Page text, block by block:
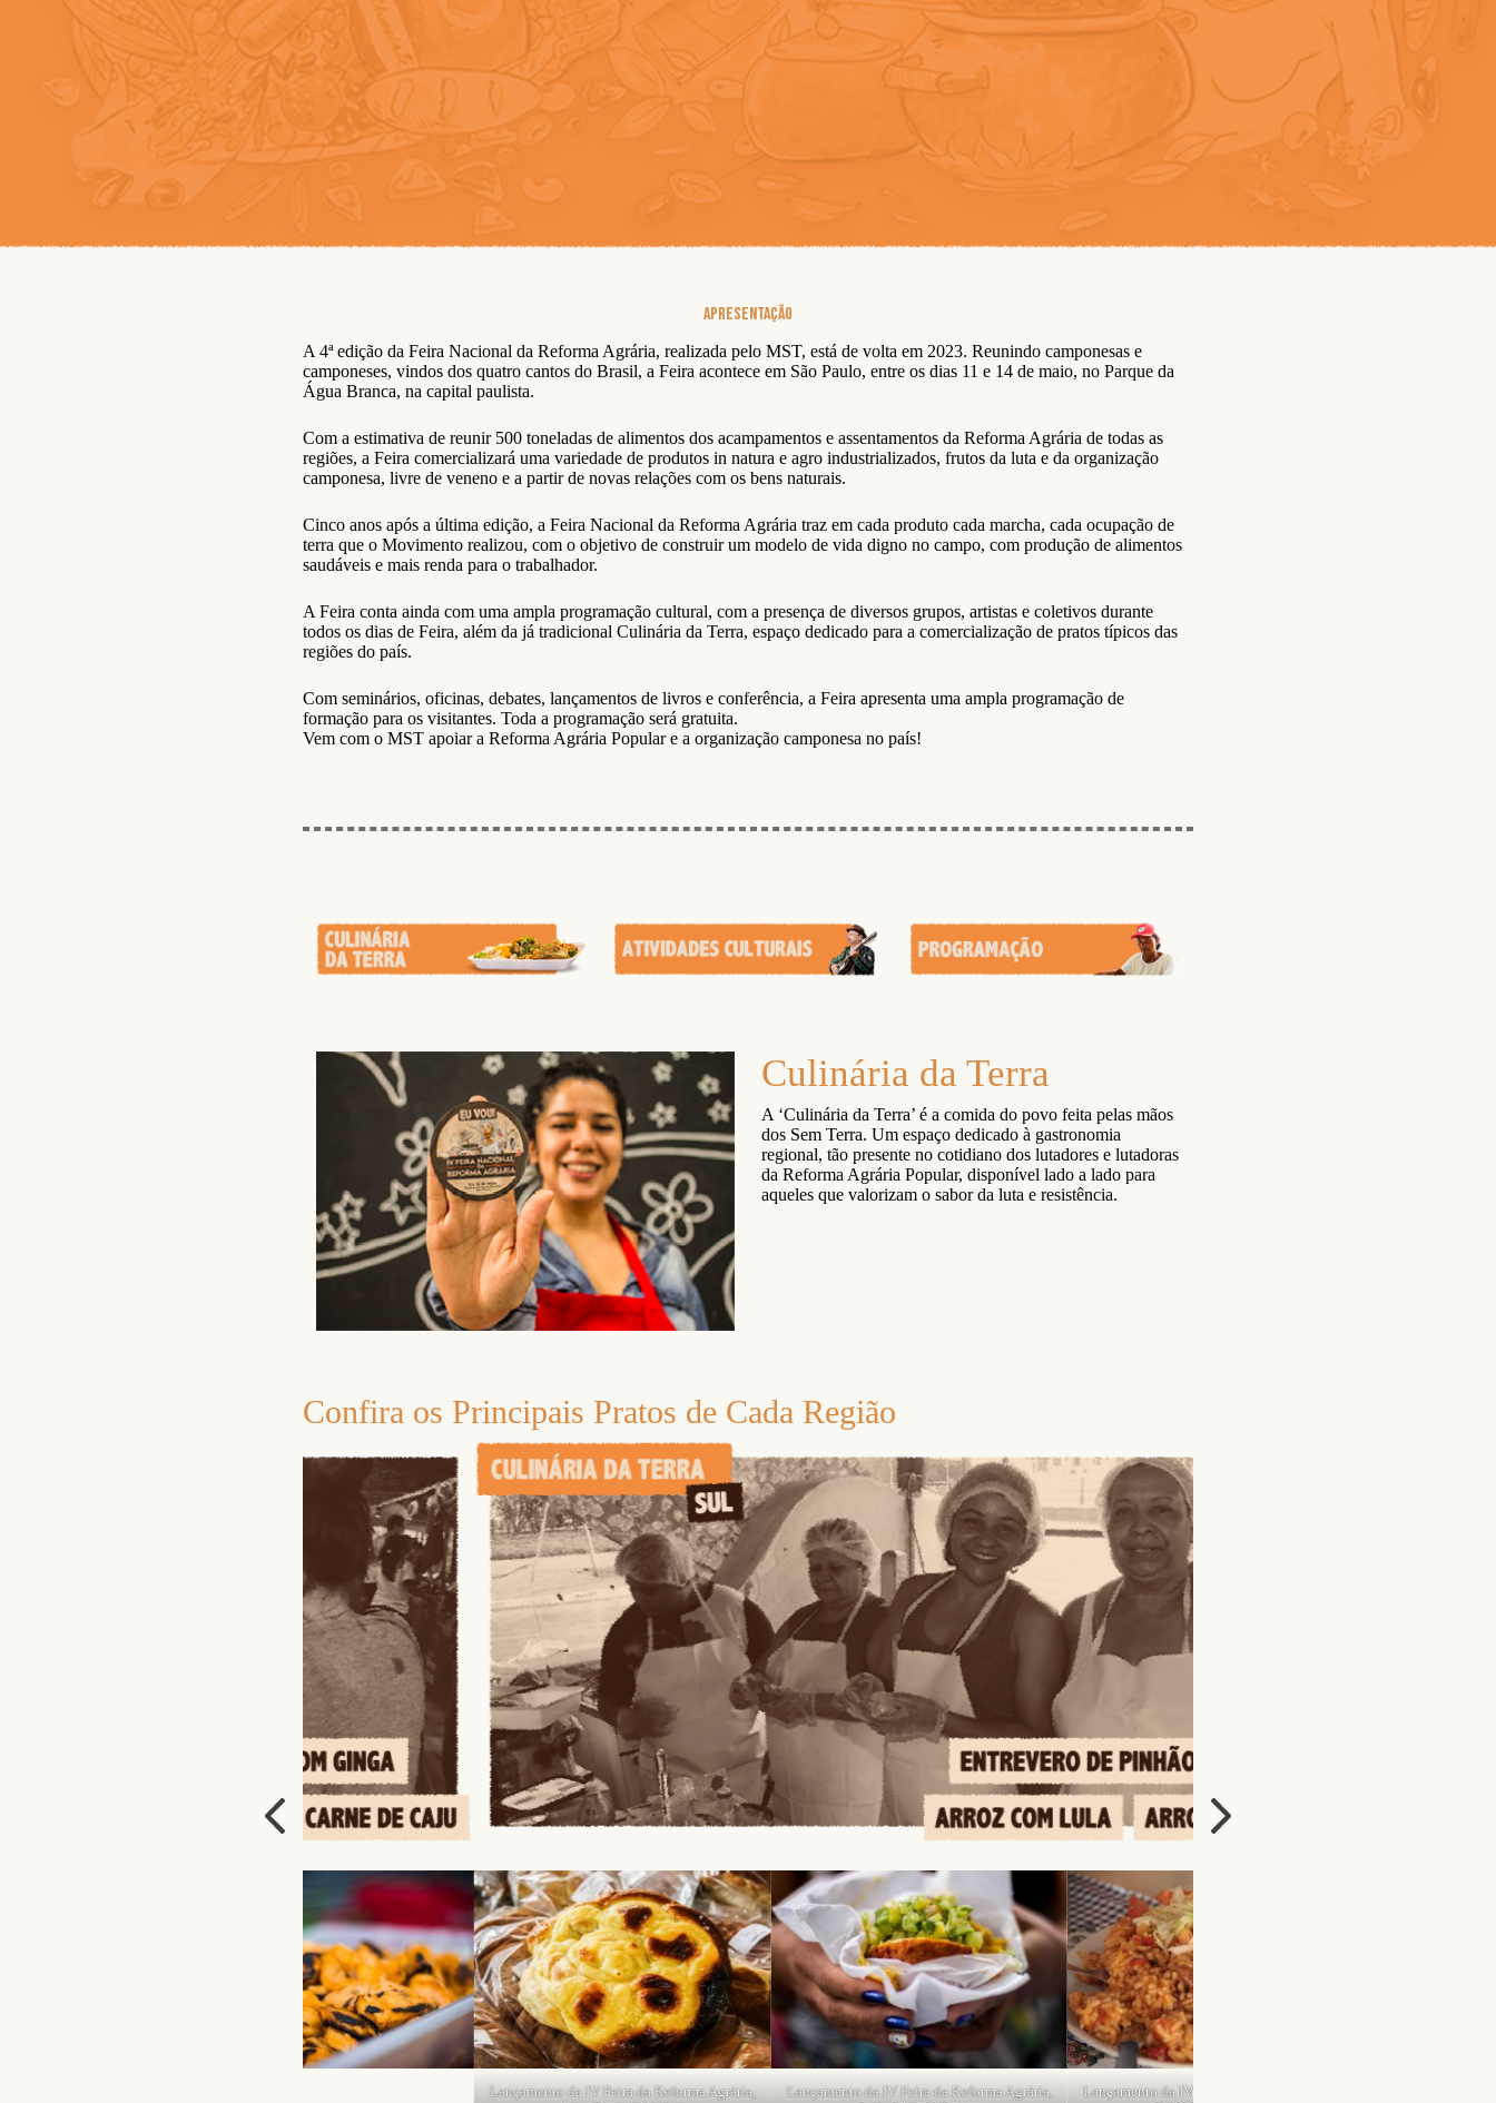
Apresentação
A 4ª edição da Feira Nacional da Reforma Agrária, realizada pelo MST, está de volta em 2023. Reunindo camponesas e
camponeses, vindos dos quatro cantos do Brasil, a Feira acontece em São Paulo, entre os dias 11 e 14 de maio, no Parque da
Água Branca, na capital paulista.
Com a estimativa de reunir 500 toneladas de alimentos dos acampamentos e assentamentos da Reforma Agrária de todas as
regiões, a Feira comercializará uma variedade de produtos in natura e agro industrializados, frutos da luta e da organização
camponesa, livre de veneno e a partir de novas relações com os bens naturais.
Cinco anos após a última edição, a Feira Nacional da Reforma Agrária traz em cada produto cada marcha, cada ocupação de
terra que o Movimento realizou, com o objetivo de construir um modelo de vida digno no campo, com produção de alimentos
saudáveis e mais renda para o trabalhador.
A Feira conta ainda com uma ampla programação cultural, com a presença de diversos grupos, artistas e coletivos durante
todos os dias de Feira, além da já tradicional Culinária da Terra, espaço dedicado para a comercialização de pratos típicos das
regiões do país.
Com seminários, oficinas, debates, lançamentos de livros e conferência, a Feira apresenta uma ampla programação de
formação para os visitantes. Toda a programação será gratuita.
Vem com o MST apoiar a Reforma Agrária Popular e a organização camponesa no país!
Culinária da Terra
A ‘Culinária da Terra’ é a comida do povo feita pelas mãos
dos Sem Terra. Um espaço dedicado à gastronomia
regional, tão presente no cotidiano dos lutadores e lutadoras
da Reforma Agrária Popular, disponível lado a lado para
aqueles que valorizam o sabor da luta e resistência.
Confira os Principais Pratos de Cada Região
Lançamento da IV Feira da Reforma Agrária,
Lançamento da IV Feira da Reforma Agrária,
Lançamento da IV Feira da Reforma Agrária,